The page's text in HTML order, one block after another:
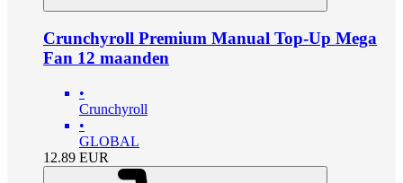
Crunchyroll Premium Manual Top-Up Mega
Fan 12 maanden
•
Crunchyroll
•
GLOBAL
12.89 EUR